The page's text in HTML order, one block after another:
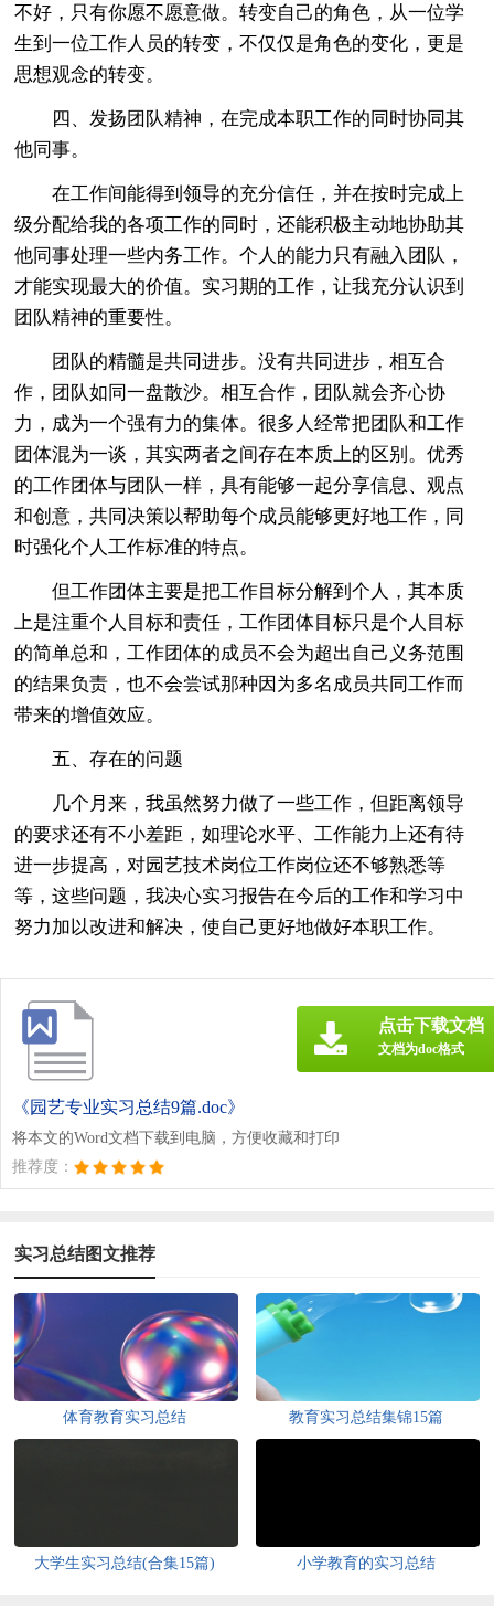
不好，只有你愿不愿意做。转变自己的角色，从一位学
生到一位工作人员的转变，不仅仅是角色的变化，更是
思想观念的转变。
四、发扬团队精神，在完成本职工作的同时协同其
他同事。
在工作间能得到领导的充分信任，并在按时完成上
级分配给我的各项工作的同时，还能积极主动地协助其
他同事处理一些内务工作。个人的能力只有融入团队，
才能实现最大的价值。实习期的工作，让我充分认识到
团队精神的重要性。
团队的精髓是共同进步。没有共同进步，相互合
作，团队如同一盘散沙。相互合作，团队就会齐心协
力，成为一个强有力的集体。很多人经常把团队和工作
团体混为一谈，其实两者之间存在本质上的区别。优秀
的工作团体与团队一样，具有能够一起分享信息、观点
和创意，共同决策以帮助每个成员能够更好地工作，同
时强化个人工作标准的特点。
但工作团体主要是把工作目标分解到个人，其本质
上是注重个人目标和责任，工作团体目标只是个人目标
的简单总和，工作团体的成员不会为超出自己义务范围
的结果负责，也不会尝试那种因为多名成员共同工作而
带来的增值效应。
五、存在的问题
几个月来，我虽然努力做了一些工作，但距离领导
的要求还有不小差距，如理论水平、工作能力上还有待
进一步提高，对园艺技术岗位工作岗位还不够熟悉等
等，这些问题，我决心实习报告在今后的工作和学习中
努力加以改进和解决，使自己更好地做好本职工作。
《园艺专业实习总结9篇.doc》
将本文的Word文档下载到电脑，方便收藏和打印
推荐度：
点击下载文档
文档为doc格式
实习总结图文推荐
体育教育实习总结 教育实习总结集锦15篇
大学生实习总结(合集15篇) 小学教育的实习总结